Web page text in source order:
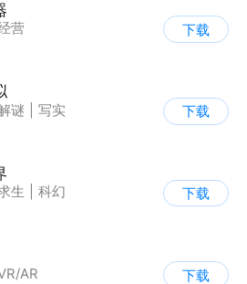
营
下载
谜
写实
下载
生
科幻
下载
AR
下载